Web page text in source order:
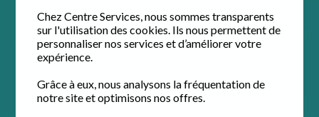
Chez Centre Services, nous sommes transparents
sur l'utilisation des cookies. Ils nous permettent de
personnaliser nos services et d’améliorer votre
expérience.
Grâce à eux, nous analysons la fréquentation de
notre site et optimisons nos offres.